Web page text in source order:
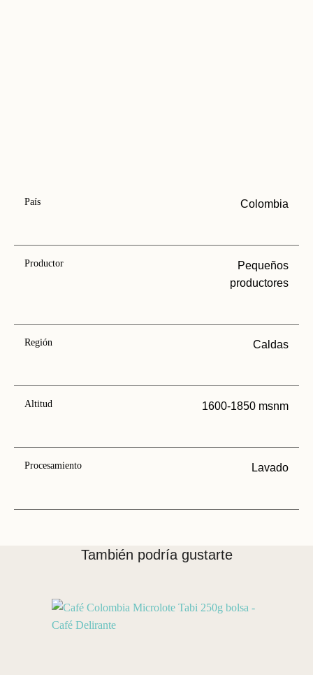
País Colombia
Productor
Pequeños
productores
Región Caldas
Altitud 1600-1850 msnm
Procesamiento Lavado
También podría gustarte